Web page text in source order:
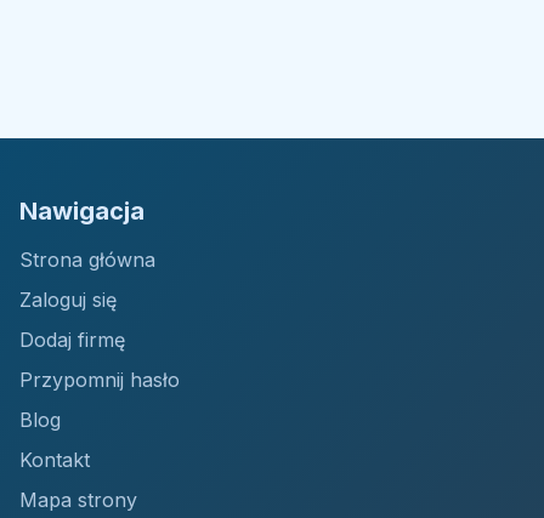
Nawigacja
Strona główna
Zaloguj się
Dodaj firmę
Przypomnij hasło
Blog
Kontakt
Mapa strony